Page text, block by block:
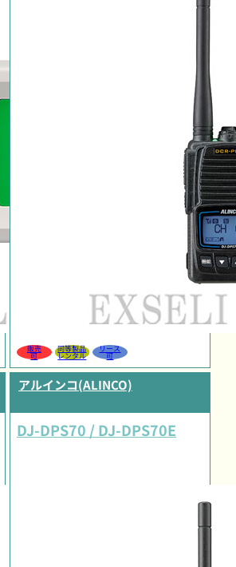
販売
可
同等製品
レンタル
リース
可
アルインコ(ALINCO)
DJ-DPS70 / DJ-DPS70E